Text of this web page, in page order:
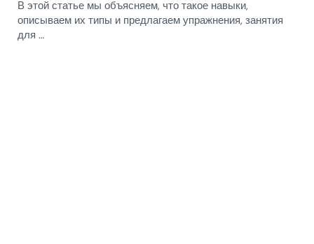
В этой статье мы объясняем, что такое навыки,
описываем их типы и предлагаем упражнения, занятия
для …